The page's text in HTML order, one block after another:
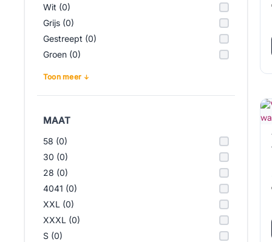
Wit (0)
Grijs (0)
Gestreept (0)
Groen (0)
Toon meer
MAAT
58 (0)
30 (0)
28 (0)
4041 (0)
XXL (0)
XXXL (0)
S (0)